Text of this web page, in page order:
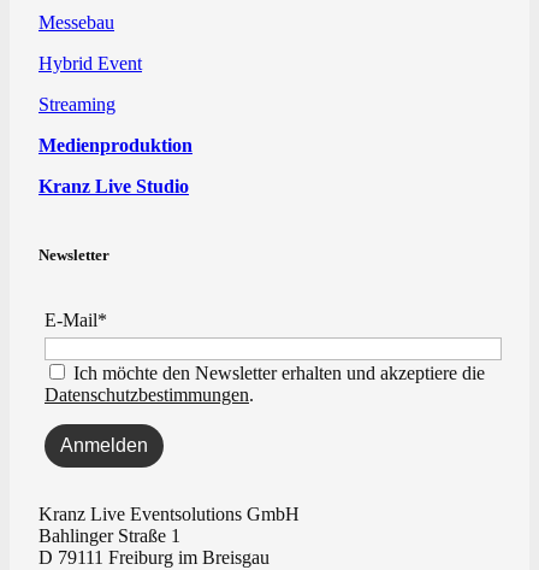
Messebau
Hybrid Event
Streaming
Medienproduktion
Kranz Live Studio
Newsletter
E-Mail*
Ich möchte den Newsletter erhalten und akzeptiere die
Datenschutzbestimmungen.
Kranz Live Eventsolutions GmbH
Bahlinger Straße 1
D 79111 Freiburg im Breisgau